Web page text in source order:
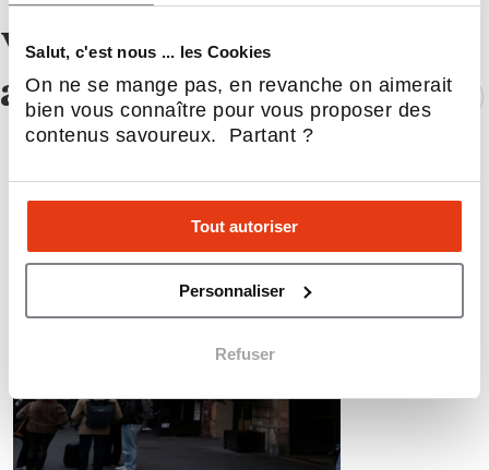
Salut, c'est nous ... les Cookies
On ne se mange pas, en revanche on aimerait
bien vous connaître pour vous proposer des
contenus savoureux. Partant ?
Tout autoriser
Personnaliser
Refuser
Vous aimerez
aussi !